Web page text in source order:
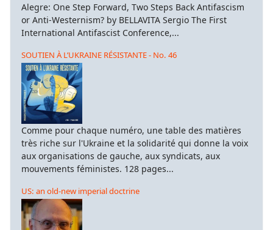
Alegre: One Step Forward, Two Steps Back Antifascism
or Anti-Westernism? by BELLAVITA Sergio The First
International Antifascist Conference,...
SOUTIEN À L’UKRAINE RÉSISTANTE - No. 46
Comme pour chaque numéro, une table des matières
très riche sur l'Ukraine et la solidarité qui donne la voix
aux organisations de gauche, aux syndicats, aux
mouvements féministes. 128 pages...
US: an old-new imperial doctrine